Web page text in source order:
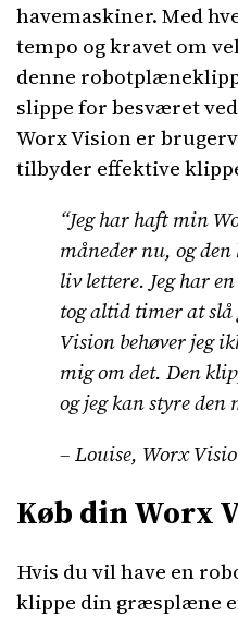
havemaskiner. Med
tempo og kravet om
denne
slippe for besværet
Worx Vision er
tilbyder effektive
“Jeg har haft min
måneder nu, og
liv lettere. Jeg har
tog altid timer at
Vision behøver jeg
mig om det. Den
og jeg kan styre den
– Louise, Worx
Køb din Worx
Hvis du vil have en
klippe din græsplæne